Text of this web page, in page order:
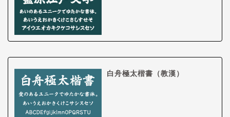
白舟極太楷書（教漢）